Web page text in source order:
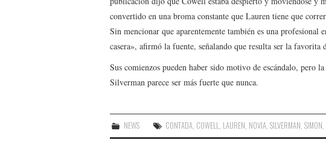
convertido en una broma constante que Lauren tiene que
Sin mencionar que aparentemente también es una profesional
casera», afirmó la fuente, señalando que resulta ser la favorita
Sus comienzos pueden haber sido motivo de escándalo, pero
Silverman parece ser más fuerte que nunca.
NEWS CONTADA, COWELL, LAUREN, NOVIA,SILVERMAN,SIMON,